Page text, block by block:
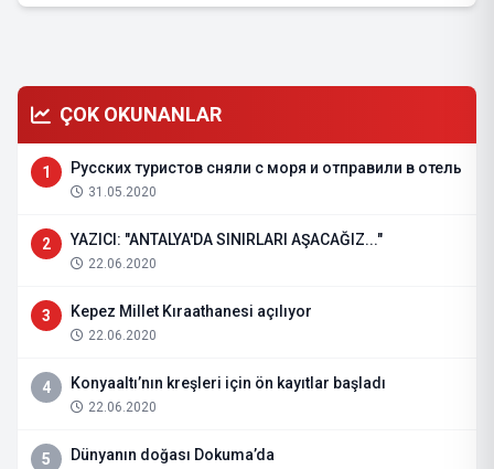
ÇOK OKUNANLAR
1 Русских туристов сняли с моря и отправили в отель
31.05.2020
2 YAZICI: "ANTALYA'DA SINIRLARI AŞACAĞIZ..."
22.06.2020
3 Kepez Millet Kıraathanesi açılıyor
22.06.2020
4 Konyaaltı’nın kreşleri için ön kayıtlar başladı
22.06.2020
5 Dünyanın doğası Dokuma’da